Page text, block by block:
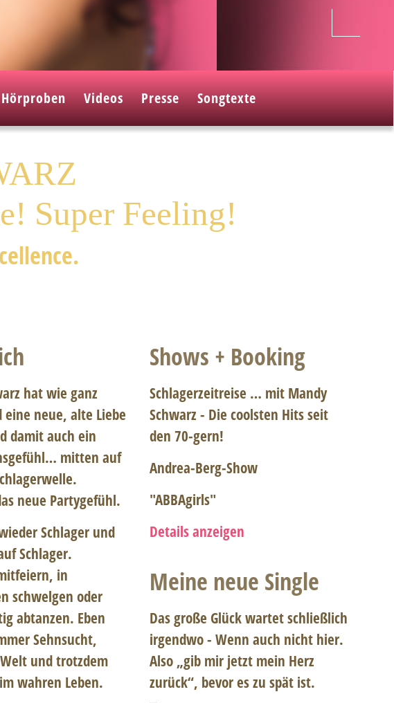
Hörproben Videos Presse Songtexte
Super Feeling!
hat wie ganz
eine neue, alte Liebe
damit auch ein
mitten auf
neue Partygefühl.
Schlager und
Schlager.
in
schwelgen oder
abtanzen. Eben
Sehnsucht,
und trotzdem
wahren Leben.
Shows + Booking
Schlagerzeitreise … mit Mandy
Schwarz - Die coolsten Hits seit
den 70-gern!
Andrea-Berg-Show
"ABBAgirls"
Details anzeigen
Meine neue Single
Das große Glück wartet schließlich
irgendwo - Wenn auch nicht hier.
Also „gib mir jetzt mein Herz
zurück“, bevor es zu spät ist.